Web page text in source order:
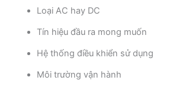
Loại AC hay DC
Tín hiệu đầu ra mong muốn
Hệ thống điều khiển sử dụng
Môi trường vận hành